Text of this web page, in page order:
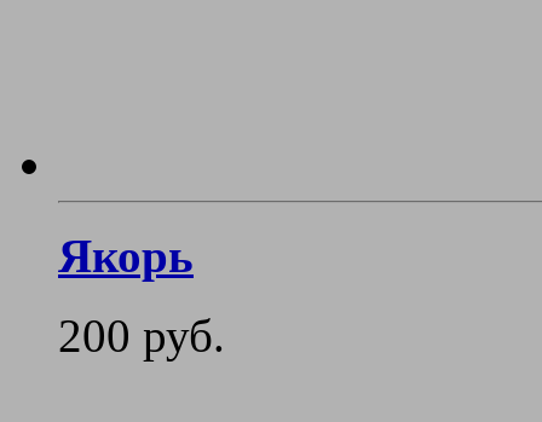
Якорь
200 руб.